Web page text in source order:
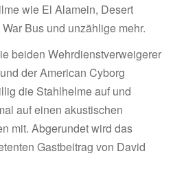
wie El Alamein, Desert
Bus und unzählige mehr.
beiden Wehrdienstverweigerer
der American Cyborg
die Stahlhelme auf und
auf einen akustischen
mit. Abgerundet wird das
Gastbeitrag von David